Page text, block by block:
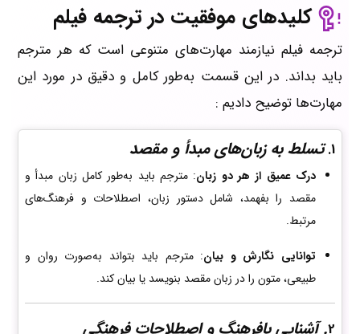
کلیدهای موفقیت در ترجمه فیلم
ترجمه فیلم نیازمند مهارت‌های متنوعی است که هر مترجم
باید بداند. در این قسمت به‌طور کامل و دقیق در مورد این
مهارت‌ها توضیح دادیم :
1. تسلط به زبان‌های مبدأ و مقصد
درک عمیق از هر دو زبان: مترجم باید به‌طور کامل زبان مبدأ و
مقصد را بفهمد، شامل دستور زبان، اصطلاحات و فرهنگ‌های
مرتبط.
توانایی نگارش و بیان: مترجم باید بتواند به‌صورت روان و
طبیعی، متون را در زبان مقصد بنویسد یا بیان کند.
2. آشنایی بافرهنگ و اصطلاحات فرهنگی